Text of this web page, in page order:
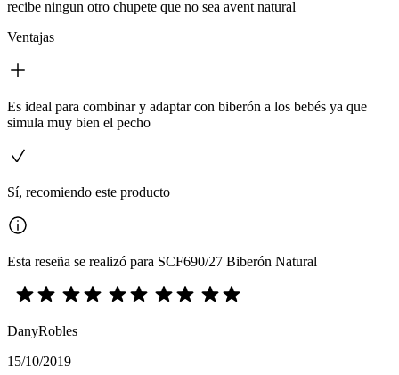
recibe ningun otro chupete que no sea avent natural
Ventajas
Es ideal para combinar y adaptar con biberón a los bebés ya que
simula muy bien el pecho
Sí, recomiendo este producto
Esta reseña se realizó para SCF690/27 Biberón Natural
DanyRobles
15/10/2019